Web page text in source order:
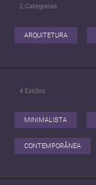
trabalhar com projetos
primeiro lugar o amor
significado especial
alguma técnica que
2 Categorias
ARQUITETURA
4 Estilos
MINIMALISTA
CONTEMPORÂNEA